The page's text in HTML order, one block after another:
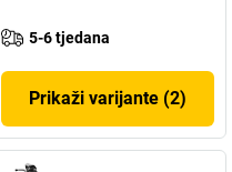
5-6 tjedana
Prikaži varijante (2)